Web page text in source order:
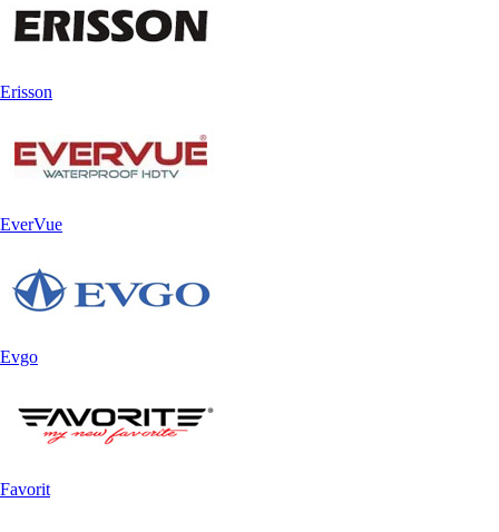
Erisson
EverVue
Evgo
Favorit